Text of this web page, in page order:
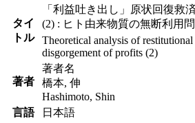
タイ
トル
「利益吐き出し」原状回復救
(2) : ヒト由来物質の無断利用
Theoretical analysis of
disgorgement of profits (2)
著者
著者名
橋本, 伸
Hashimoto, Shin
言語
日本語